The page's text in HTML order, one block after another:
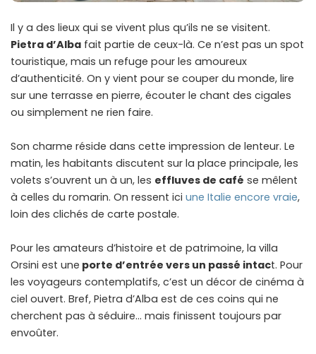
Il y a des lieux qui se vivent plus qu’ils ne se visitent.
Pietra d’Alba fait partie de ceux-là. Ce n’est pas un spot
touristique, mais un refuge pour les amoureux
d’authenticité. On y vient pour se couper du monde, lire
sur une terrasse en pierre, écouter le chant des cigales
ou simplement ne rien faire.
Son charme réside dans cette impression de lenteur. Le
matin, les habitants discutent sur la place principale, les
volets s’ouvrent un à un, les effluves de café se mêlent
à celles du romarin. On ressent ici une Italie encore vraie,
loin des clichés de carte postale.
Pour les amateurs d’histoire et de patrimoine, la villa
Orsini est une porte d’entrée vers un passé intact. Pour
les voyageurs contemplatifs, c’est un décor de cinéma à
ciel ouvert. Bref, Pietra d’Alba est de ces coins qui ne
cherchent pas à séduire… mais finissent toujours par
envoûter.